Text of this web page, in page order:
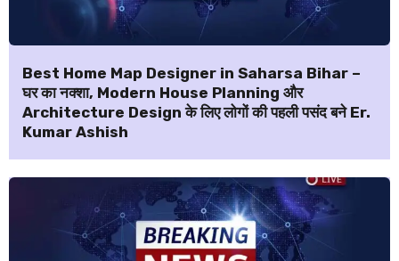
Best Home Map Designer in Saharsa Bihar –
घर का नक्शा, Modern House Planning और
Architecture Design के लिए लोगों की पहली पसंद बने Er.
Kumar Ashish